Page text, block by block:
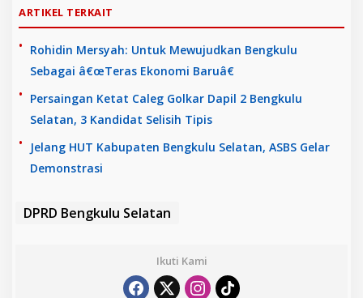
ARTIKEL TERKAIT
Rohidin Mersyah: Untuk Mewujudkan Bengkulu
Sebagai â€œTeras Ekonomi Baruâ€
Persaingan Ketat Caleg Golkar Dapil 2 Bengkulu
Selatan, 3 Kandidat Selisih Tipis
Jelang HUT Kabupaten Bengkulu Selatan, ASBS Gelar
Demonstrasi
DPRD Bengkulu Selatan
Ikuti Kami